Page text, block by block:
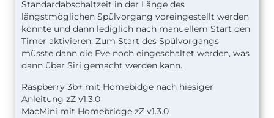
Standardabschaltzeit in der Länge des
längstmöglichen Spülvorgang voreingestellt werden
könnte und dann lediglich nach manuellem Start den
Timer aktivieren. Zum Start des Spülvorgangs
müsste dann die Eve noch eingeschaltet werden, was
dann über Siri gemacht werden kann.
Raspberry 3b+ mit Homebidge nach hiesiger
Anleitung zZ v1.3.0
MacMini mit Homebridge zZ v1.3.0